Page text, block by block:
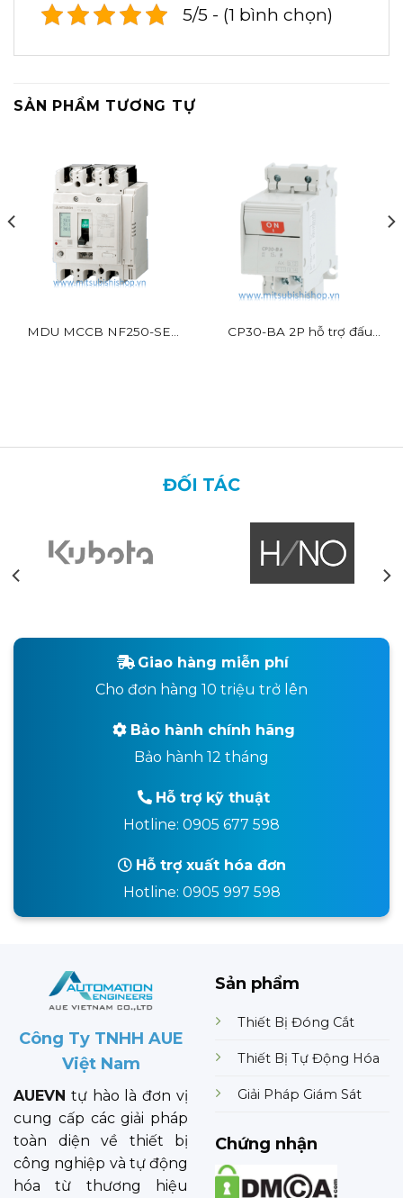
5/5 - (1 bình chọn)
SẢN PHẨM TƯƠNG TỰ
MDU MCCB NF250-SEV
CP30-BA 2P hỗ trợ đấu
ĐỐI TÁC
Giao hàng miễn phí
Cho đơn hàng 10 triệu trở lên
Bảo hành chính hãng
Bảo hành 12 tháng
Hỗ trợ kỹ thuật
Hotline: 0905 677 598
Hỗ trợ xuất hóa đơn
Hotline: 0905 997 598
Công Ty TNHH AUE
Việt Nam
AUEVN tự hào là đơn vị
cung cấp các giải pháp
toàn diện về thiết bị
công nghiệp và tự động
hóa từ thương hiệu
Sản phẩm
Thiết Bị Đóng Cắt
Thiết Bị Tự Động Hóa
Giải Pháp Giám Sát
Chứng nhận